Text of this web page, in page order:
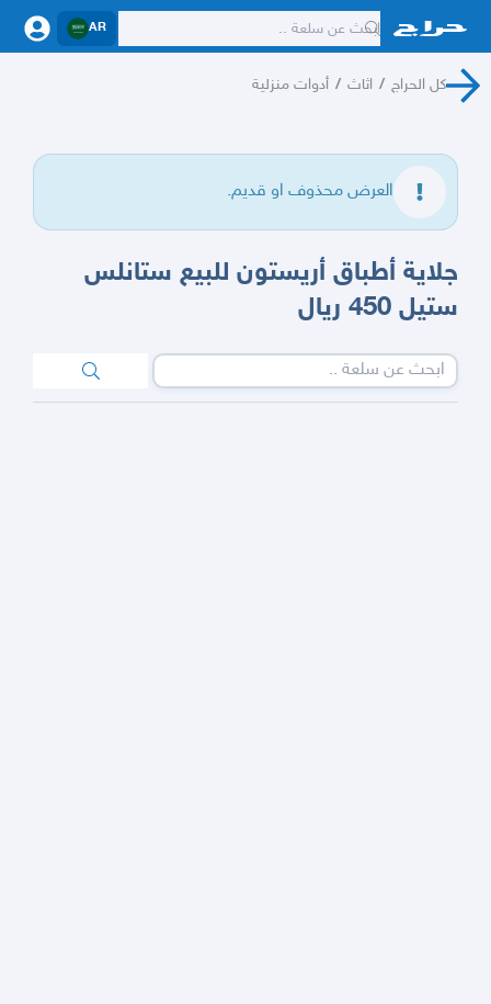
AR
كل الحراج / اثاث / أدوات منزلية
العرض محذوف او قديم.
جلاية أطباق أريستون للبيع ستانلس
ستيل 450 ريال